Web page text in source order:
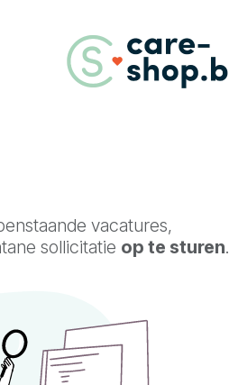
vacatures,
sollicitatie op te sturen.